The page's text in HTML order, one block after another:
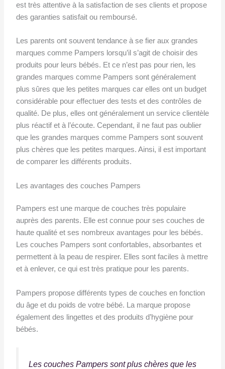
est très attentive à la satisfaction de ses clients et propose
des garanties satisfait ou remboursé.
Les parents ont souvent tendance à se fier aux grandes
marques comme Pampers lorsqu’il s’agit de choisir des
produits pour leurs bébés. Et ce n’est pas pour rien, les
grandes marques comme Pampers sont généralement
plus sûres que les petites marques car elles ont un budget
considérable pour effectuer des tests et des contrôles de
qualité. De plus, elles ont généralement un service clientèle
plus réactif et à l’écoute. Cependant, il ne faut pas oublier
que les grandes marques comme Pampers sont souvent
plus chères que les petites marques. Ainsi, il est important
de comparer les différents produits.
Les avantages des couches Pampers
Pampers est une marque de couches très populaire
auprès des parents. Elle est connue pour ses couches de
haute qualité et ses nombreux avantages pour les bébés.
Les couches Pampers sont confortables, absorbantes et
permettent à la peau de respirer. Elles sont faciles à mettre
et à enlever, ce qui est très pratique pour les parents.
Pampers propose différents types de couches en fonction
du âge et du poids de votre bébé. La marque propose
également des lingettes et des produits d’hygiène pour
bébés.
Les couches Pampers sont plus chères que les